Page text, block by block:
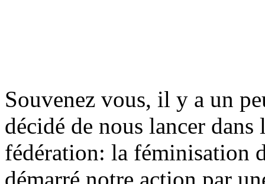
Souvenez vous, il y a un
décidé de nous lancer
fédération: la féminisation
démarré notre action par